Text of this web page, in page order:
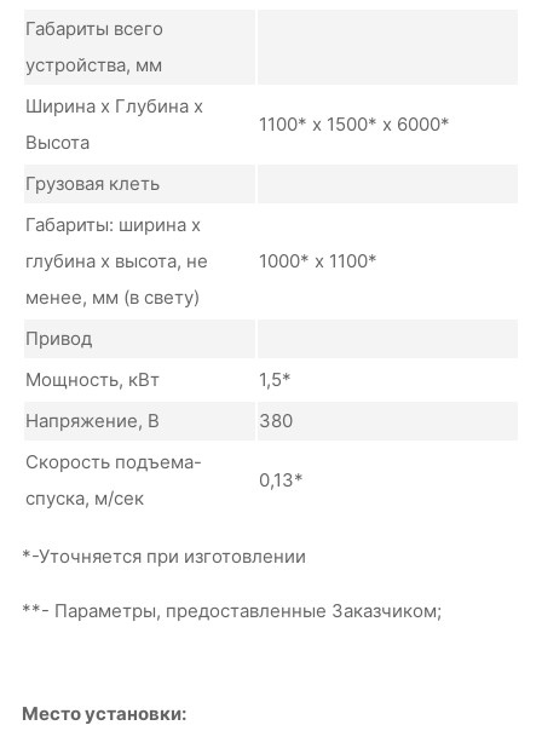
Габариты всего
устройства, мм
Ширина х Глубина х
Высота
1100* х 1500* х 6000*
Грузовая клеть
Габариты: ширина х
глубина х высота, не
менее, мм (в свету)
1000* х 1100*
Привод
Мощность, кВт
1,5*
Напряжение, В
380
Скорость подъема-
спуска, м/сек
0,13*
*-Уточняется при изготовлении
**- Параметры, предоставленные Заказчиком;
Место установки: